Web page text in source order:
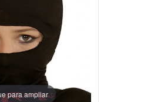
para ampliar